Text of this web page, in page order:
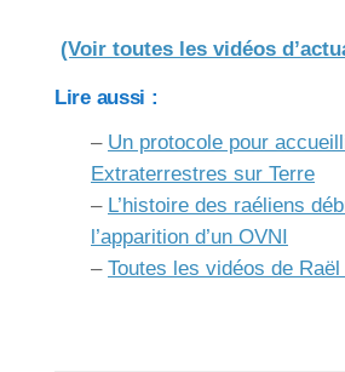
(Voir toutes les vidéos
Lire aussi :
– Un protocole pour
Extraterrestres sur Terre
– L’histoire des raéliens
l’apparition d’un OVNI
– Toutes les vidéos de